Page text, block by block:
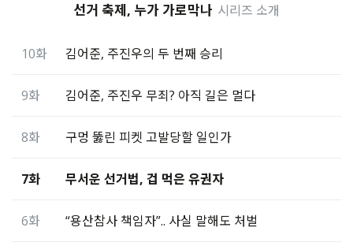
선거 축제, 누가 가로막나 시리즈 소개
10화 김어준, 주진우의 두 번째 승리
9화 김어준, 주진우 무죄? 아직 길은 멀다
8화 구멍 뚫린 피켓 고발당할 일인가
7화 무서운 선거법, 겁 먹은 유권자
6화 “용산참사 책임자”.. 사실 말해도 처벌